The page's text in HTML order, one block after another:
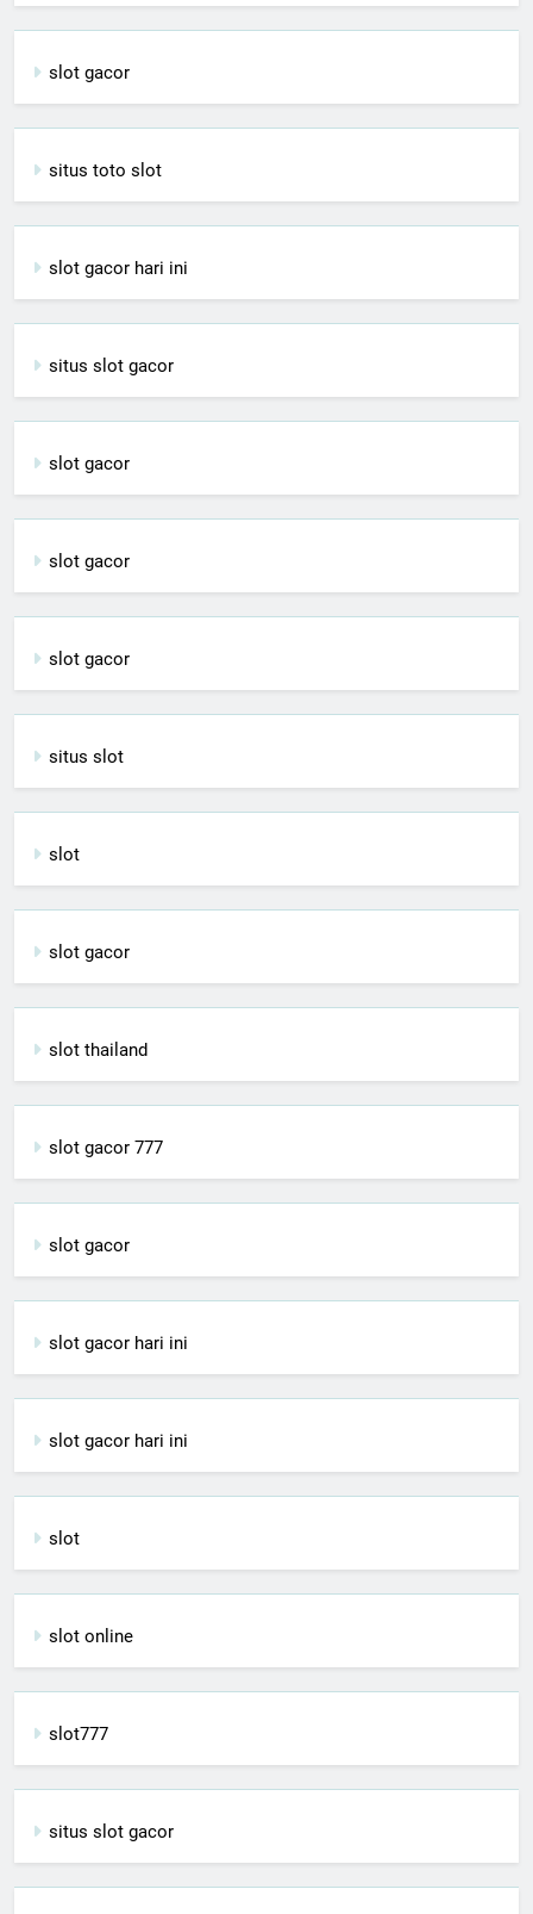
slot gacor
situs toto slot
slot gacor hari ini
situs slot gacor
slot gacor
slot gacor
slot gacor
situs slot
slot
slot gacor
slot thailand
slot gacor 777
slot gacor
slot gacor hari ini
slot gacor hari ini
slot
slot online
slot777
situs slot gacor